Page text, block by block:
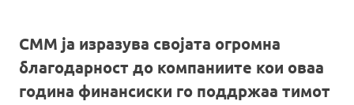
СММ ја изразува својата огромна
благодарност до компаниите кои оваа
година финансиски го поддржаа тимот